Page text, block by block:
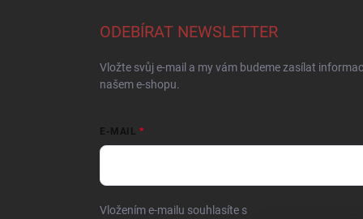
ODEBÍRAT NEWSLETTER
Vložte svůj e-mail a my vám budeme zasílat
našem e-shopu.
E-MAIL
Vložením e-mailu souhlasíte s